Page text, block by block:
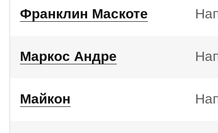
Франклин Маскоте
Маркос Андре
Майкон